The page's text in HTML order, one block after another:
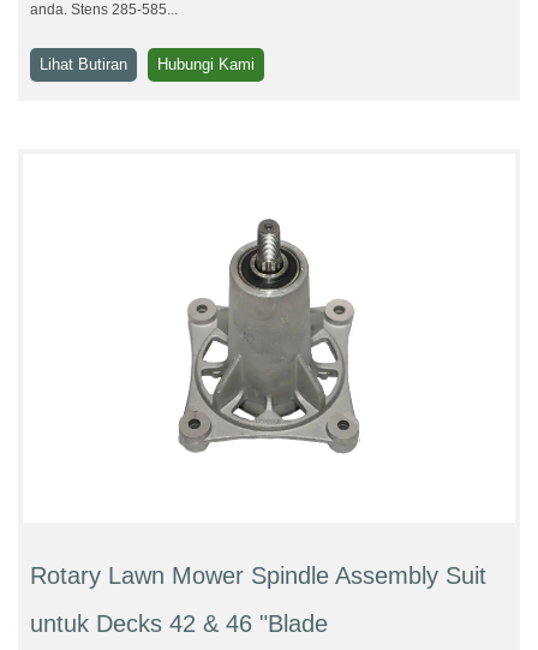
anda. Stens 285-585...
Lihat Butiran Hubungi Kami
Rotary Lawn Mower Spindle Assembly Suit
untuk Decks 42 & 46 "Blade